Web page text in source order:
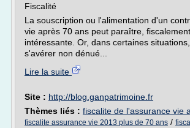
Fiscalité
La souscription ou l'alimentation d'un
vie après 70 ans peut paraître,
intéressante. Or, dans certaines
s'avérer non dénué...
Lire la suite
Site : http://blog.ganpatrimoine.fr
Thèmes liés : fiscalite de l'assurance vie
fiscalite assurance vie 2013 plus de 70 ans /